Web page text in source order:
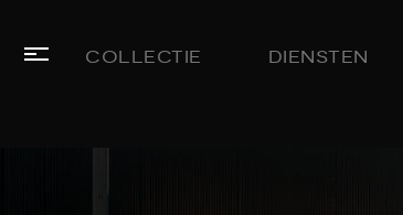
COLLECTIE DIENSTEN